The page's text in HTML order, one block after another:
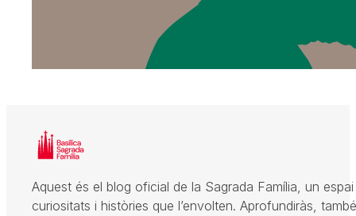
Aquest és el blog oficial de la Sagrada Família, un
curiositats i històries que l’envolten. Aprofundiràs,